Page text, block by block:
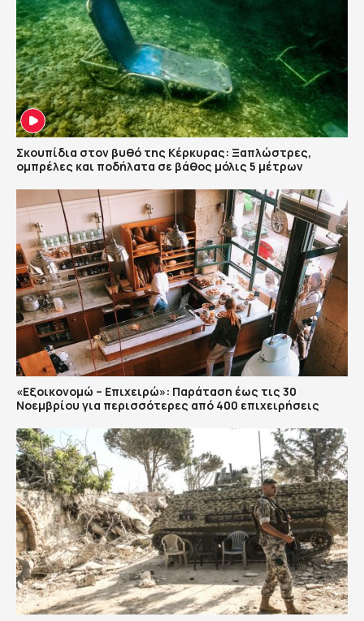
Σκουπίδια στον βυθό της Κέρκυρας: Ξαπλώστρες,
ομπρέλες και ποδήλατα σε βάθος μόλις 5 μέτρων
«Εξοικονομώ – Επιχειρώ»: Παράταση έως τις 30
Νοεμβρίου για περισσότερες από 400 επιχειρήσεις